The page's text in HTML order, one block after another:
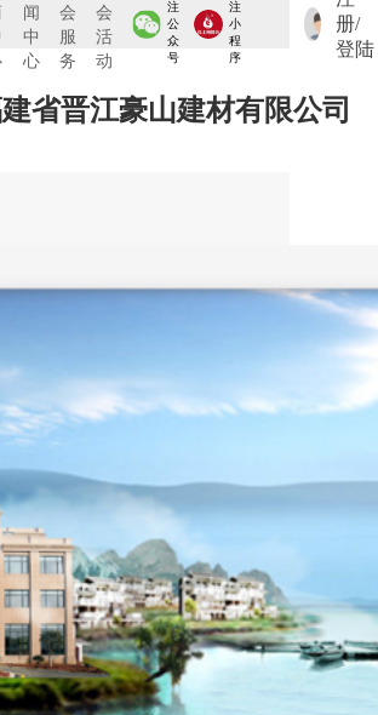
闻
中
心
会
服
务
会
活
动
注
公
众
号
注
小
程
序
册/
登陆
省晋江豪山建材有限公司